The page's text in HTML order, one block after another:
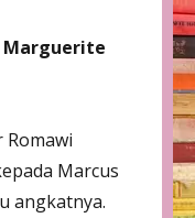
Marguerite
Marcus
angkatnya.